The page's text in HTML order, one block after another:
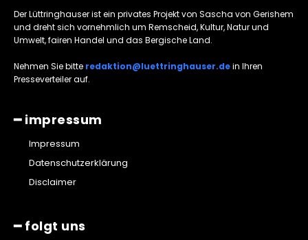
Der Lüttringhauser ist ein privates Projekt von Sascha von Gerishem
und dreht sich vornehmlich um Remscheid, Kultur, Natur und
Umwelt, fairen Handel und das Bergische Land.
Nehmen Sie bitte redaktion@luettringhauser.dein Ihren
Presseverteiler auf.
━ impressum
Impressum
Datenschutzerklärung
Disclaimer
━ folgt uns